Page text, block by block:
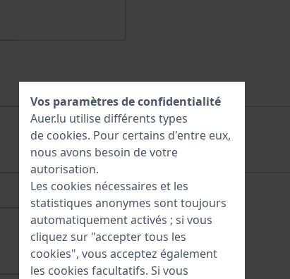
Vos paramètres de confidentialité
Auer.lu utilise différents types
de cookies. Pour certains d'entre eux,
nous avons besoin de votre
autorisation.
Les cookies nécessaires et les
statistiques anonymes sont toujours
automatiquement activés ; si vous
cliquez sur "accepter tous les
cookies", vous acceptez également
les cookies facultatifs. Si vous